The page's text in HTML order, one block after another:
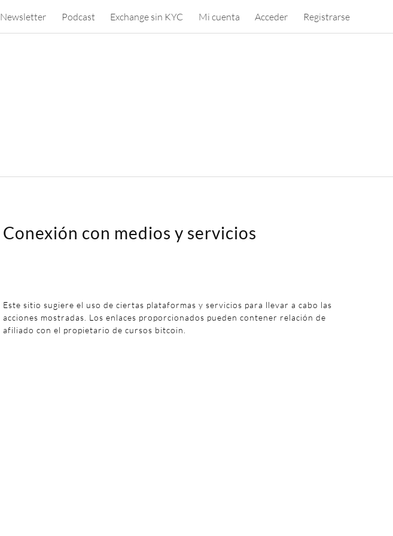
Newsletter Podcast Exchange sin KYC Mi cuenta Acceder Registrarse
Conexión con medios y servicios
Este sitio sugiere el uso de ciertas plataformas y servicios para llevar a cabo las
acciones mostradas. Los enlaces proporcionados pueden contener relación de
afiliado con el propietario de cursos bitcoin.